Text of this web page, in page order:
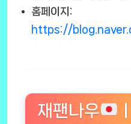
홈페이지:
https://
재팬나우